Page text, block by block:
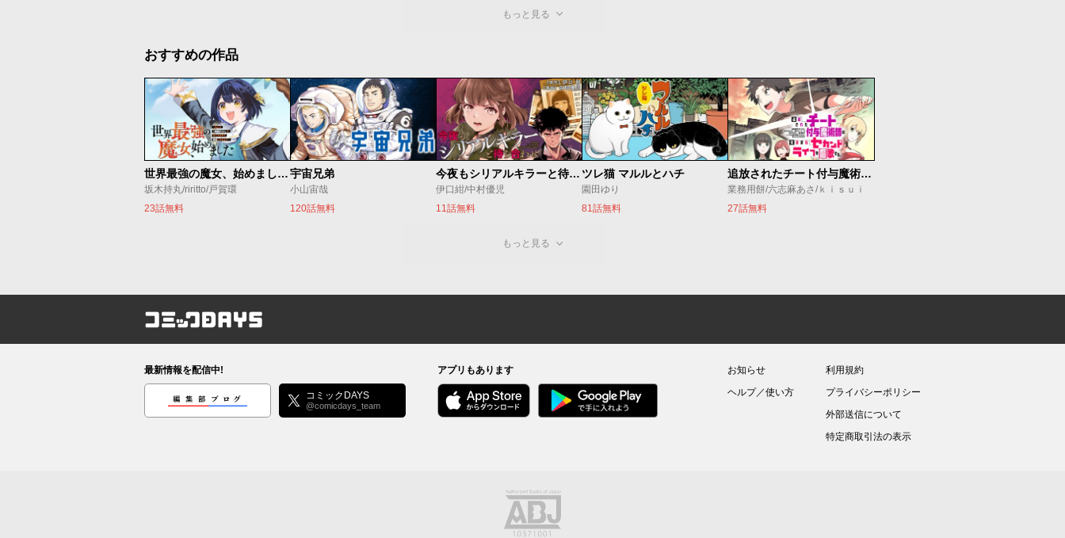
もっと見る
おすすめの作品
世界最強の魔女、始めました ～私だけ『攻略サイト』を見れる世界で自由に生きます～
坂木持丸/riritto/戸賀環
23話無料
宇宙兄弟
小山宙哉
120話無料
今夜もシリアルキラーと待ち合わせ
伊口紺/中村優児
11話無料
ツレ猫 マルルとハチ
園田ゆり
81話無料
追放されたチート付与魔術師は気ままなセカンドライフを謳歌する。 ～俺は武器だけじゃなく、あらゆるものに『強化ポイント』を付与できるし、俺の意思でいつでも効果を解除できるけど、残った人たち大丈夫？～
業務用餅/六志麻あさ/ｋｉｓｕｉ
27話無料
もっと見る
コミックDAYS
最新情報を配信中!
編集部ブログ コミックDAYS
@comicdays_team
アプリもあります
お知らせ
ヘルプ／使い方
利用規約
プライバシーポリシー
外部送信について
特定商取引法の表示